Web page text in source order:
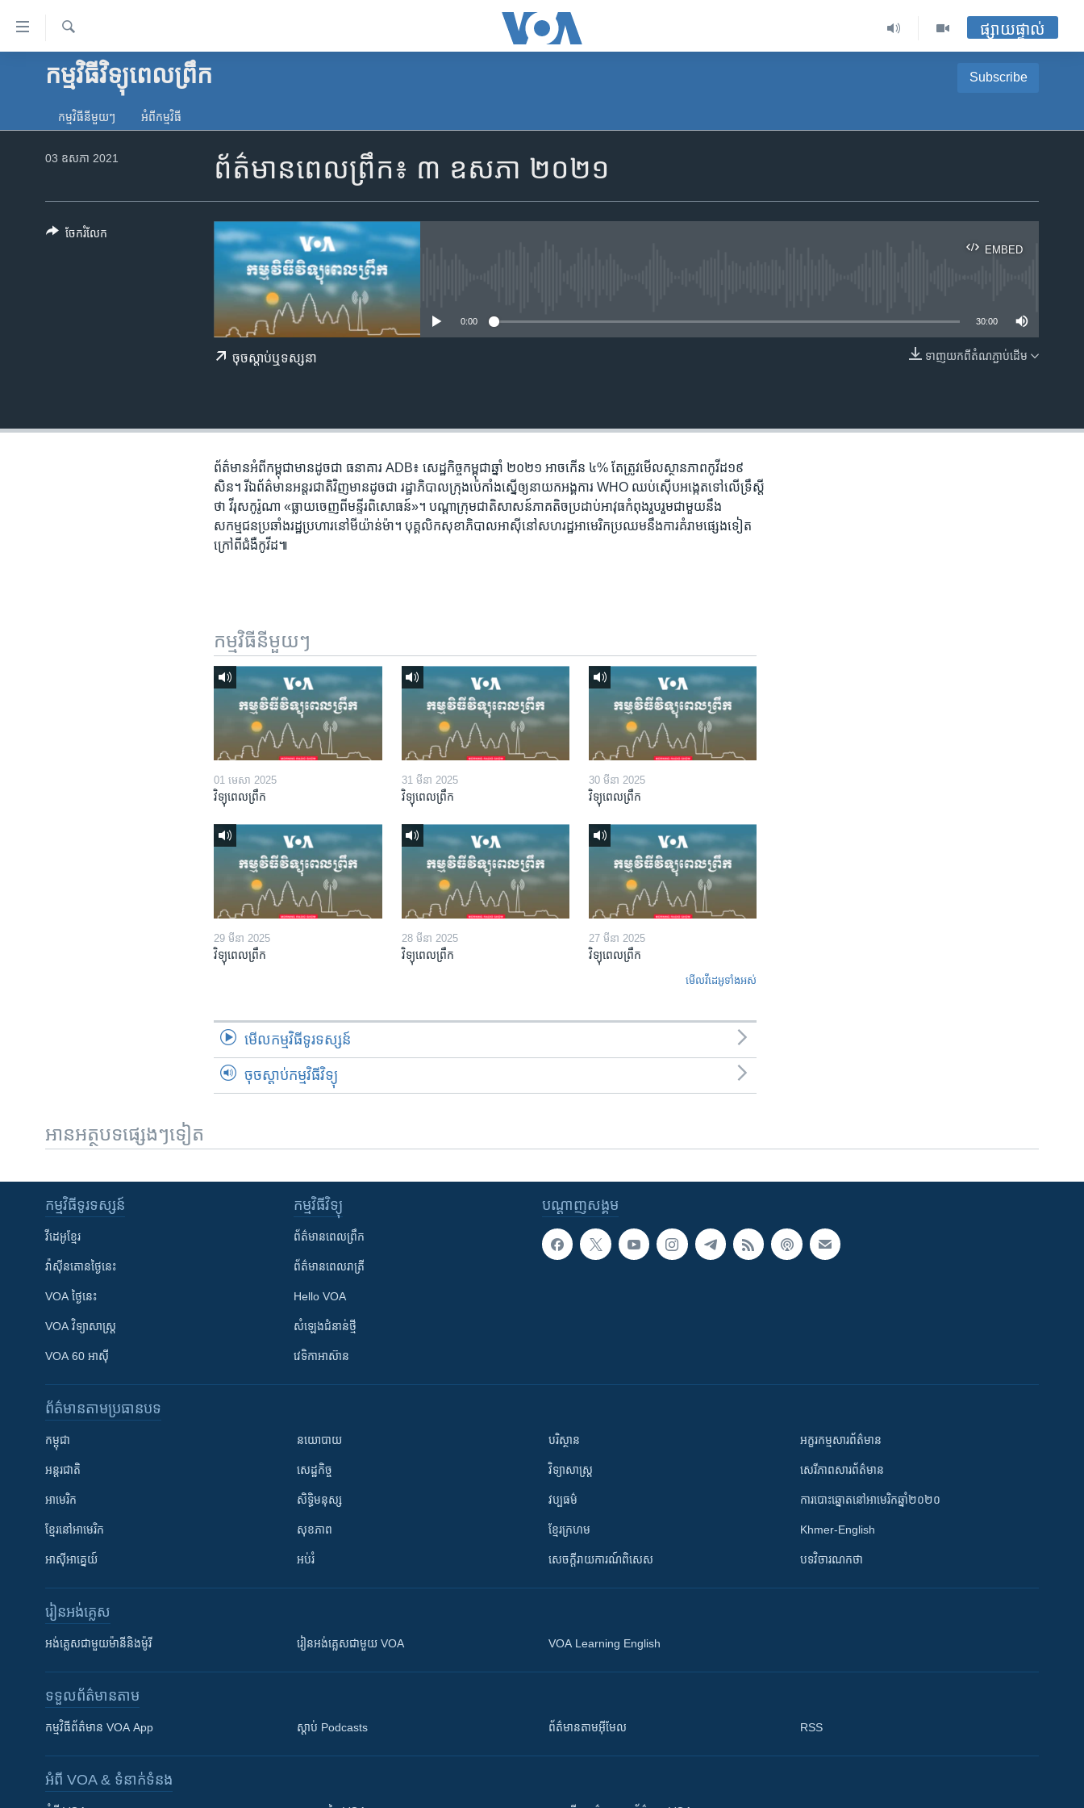
ទៅ​
គេហទំព័រ​
ទាក់ទង
និង​អាមេរិក
រក
ផ្សាយផ្ទាល់
កម្មវិធីវិទ្យុពេលព្រឹក Subscribe
ទទួល​​​សេវា​​​ Podcast
កម្មវិធី​នីមួយៗ អំពី​កម្មវិធី​
ព័ត៌មានពេលព្រឹក៖ ៣ ឧសភា ២០២១
03 ឧសភា 2021
EMBED
EMBED
0:00 30:00
ទាញ​យក​ពី​តំណភ្ជាប់​ដើម
ចុច​​ស្តាប់​ឬ​ទស្សនា
ចែករំលែក
ព័ត៌មាន​អំពី​កម្ពុជា​មាន​ដូចជា ធនាគារ ADB៖ សេដ្ឋកិច្ច​កម្ពុជា​ឆ្នាំ ២០២១ អាច​កើន ៤% តែ​ត្រូវ​មើល​ស្ថានភាព​កូវីដ១៩
សិន។ រីឯ​ព័ត៌មាន​អន្តរជាតិ​វិញ​មាន​ដូចជា រដ្ឋាភិបាល​ក្រុង​ប៉េកាំង​ស្នើ​ឲ្យ​នាយក​អង្គការ WHO ឈប់​ស៊ើប​អង្កេត​ទៅលើ​ទ្រឹស្តី​
ថា វីរុសកូរ៉ូណា ​«ធ្លាយ​ចេញពី​មន្ទីរ​ពិសោធន៍»។ បណ្ដា​ក្រុម​ជាតិ​សាសន៍​ភាគតិច​ប្រដាប់​អាវុធកំពុង​រួបរួម​ជាមួយ​នឹង​
សកម្មជន​ប្រឆាំង​រដ្ឋប្រហារ​នៅ​មីយ៉ាន់ម៉ា។ បុគ្គលិក​សុខាភិបាល​អាស៊ី​នៅ​សហរដ្ឋ​អាមេរិក​ប្រឈម​នឹង​ការ​គំរាម​ផ្សេង​ទៀត​
ក្រៅ​ពី​ជំងឺកូវីដ៕
កម្មវិធី​នីមួយៗ
01 មេសា 2025
វិទ្យុពេលព្រឹក
31 មីនា 2025
វិទ្យុពេលព្រឹក
30 មីនា 2025
វិទ្យុពេលព្រឹក
29 មីនា 2025
វិទ្យុពេលព្រឹក
28 មីនា 2025
វិទ្យុពេលព្រឹក
27 មីនា 2025
វិទ្យុពេលព្រឹក
មើល​វីដេអូ​ទាំង​អស់
មើល​កម្មវិធី​ទូរទស្សន៍
ចុចស្តាប់កម្មវិធីវិទ្យុ
អានអត្ថបទផ្សេងៗទៀត
បណ្តាញ​សង្គម
កម្មវិធី​ទូរទស្សន៍
វីដេអូ​ខ្មែរ
វ៉ាស៊ីនតោន​ថ្ងៃ​នេះ
VOA ថ្ងៃនេះ
VOA ​វិទ្យាសាស្ត្រ
VOA 60 អាស៊ី
កម្មវិធី​វិទ្យុ
ព័ត៌មាន​ពេល​ព្រឹក
ព័ត៌មាន​​ពេល​រាត្រី
Hello VOA
សំឡេង​ជំនាន់​ថ្មី
វេទិកា​អាស៊ាន
ព័ត៌មាន​តាមប្រធានបទ​
កម្ពុជា
អន្តរជាតិ
អាមេរិក
ខ្មែរ​នៅអាមេរិក
អាស៊ីអាគ្នេយ៍
នយោបាយ
សេដ្ឋកិច្ច
សិទ្ធិមនុស្ស
សុខភាព
អប់រំ
បរិស្ថាន
វិទ្យាសាស្រ្ត
វប្បធម៌
ខ្មែរក្រហម
សេចក្តីរាយការណ៍ពិសេស
អក្ខរកម្មសារព័ត៌មាន
សេរីភាពសារព័ត៌មាន
ការបោះឆ្នោតនៅអាមេរិកឆ្នាំ២០២០
Khmer-English
បទវិចារណកថា
រៀន​​អង់គ្លេស
អង់គ្លេស​ជាមួយ​ម៉ានី​និង​ម៉ូរី រៀន​​​​​​អង់គ្លេស​​ជាមួយ VOA VOA Learning English
ទទួល​ព័ត៌មាន​តាម
កម្មវិធី​ព័ត៌មាន VOA App ស្តាប់ Podcasts ព័ត៌មាន​តាម​អ៊ីមែល RSS
អំពី​ VOA & ទំនាក់ទំនង